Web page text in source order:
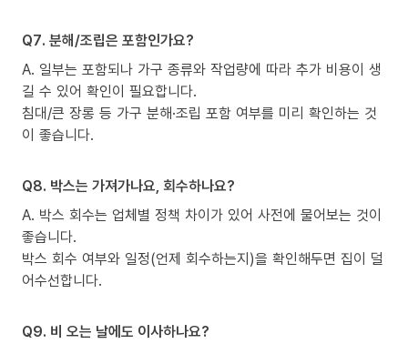
Q7. 분해/조립은 포함인가요?
A. 일부는 포함되나 가구 종류와 작업량에 따라 추가 비용이 생
길 수 있어 확인이 필요합니다.
침대/큰 장롱 등 가구 분해·조립 포함 여부를 미리 확인하는 것
이 좋습니다.
Q8. 박스는 가져가나요, 회수하나요?
A. 박스 회수는 업체별 정책 차이가 있어 사전에 물어보는 것이
좋습니다.
박스 회수 여부와 일정(언제 회수하는지)을 확인해두면 집이 덜
어수선합니다.
Q9. 비 오는 날에도 이사하나요?